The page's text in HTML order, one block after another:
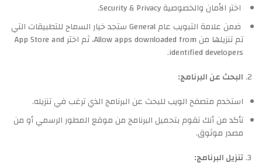
اختر الأمان والخصوصية Security & Privacy.
ضمن علامة التبويب عام General ستجد خيار السماح للتطبيقات التي
تم تنزيلها من Allow apps downloaded from، ثم اختر App Store and
identified developers.
البحث عن البرنامج:
استخدم متصفح الويب للبحث عن البرنامج الذي ترغب في تنزيله.
تأكد من أنك تقوم بتحميل البرنامج من موقع المطور الرسمي أو من
مصدر موثوق.
تنزيل البرنامج: